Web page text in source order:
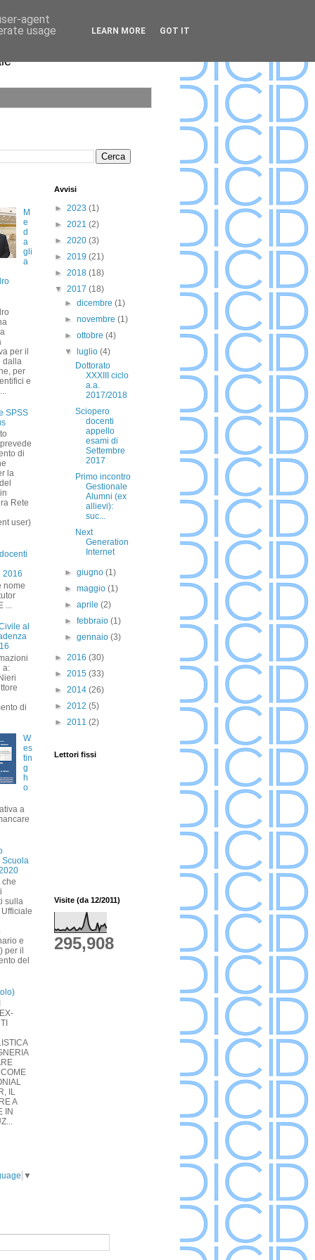
M
e
d
a
gli
a
per il
dalla
per
e
SPSS
di
la
Rete
user)
2016
nome
al
a:
di
W
es
tin
g
h
o
a
che
sulla
e
per il
del
IL
A
IN
Avvisi
► 2023 (1)
► 2021 (2)
► 2020 (3)
► 2019 (21)
► 2018 (18)
▼ 2017 (18)
►dicembre(1)
►novembre(1)
►ottobre(4)
▼
luglio(4)
Dottorato
XXXIII ciclo
a.a.
2017/2018
Sciopero
docenti
appello
esami di
Settembre
2017
Primo incontro
Gestionale
Alumni (ex
allievi):
suc...
Next
Generation
Internet
►giugno(1)
►maggio(1)
►aprile(2)
►febbraio(1)
►gennaio(3)
► 2016 (30)
► 2015 (33)
► 2014 (26)
► 2012 (5)
► 2011 (2)
Lettori fissi
Visite (da 12/2011)
295,908
▼
agent
usage
LEARN MORE GOT IT